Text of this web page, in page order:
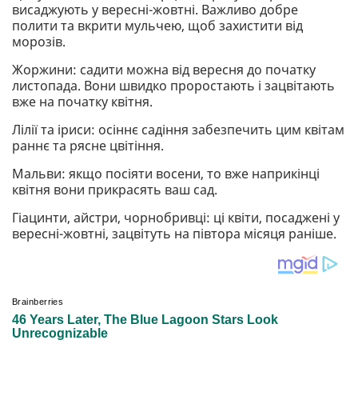
висаджують у вересні-жовтні. Важливо добре
полити та вкрити мульчею, щоб захистити від
морозів.
Жоржини: садити можна від вересня до початку
листопада. Вони швидко проростають і зацвітають
вже на початку квітня.
Лілії та іриси: осіннє садіння забезпечить цим квітам
раннє та рясне цвітіння.
Мальви: якщо посіяти восени, то вже наприкінці
квітня вони прикрасять ваш сад.
Гіацинти, айстри, чорнобривці: ці квіти, посаджені у
вересні-жовтні, зацвітуть на півтора місяця раніше.